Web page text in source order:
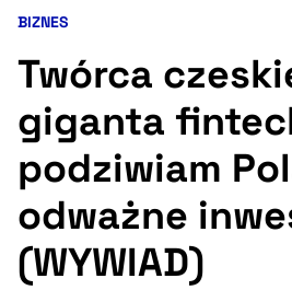
Ułatwienia dostępności
Kategoria artykułu:
BIZNES
Twórca
giganta
podziwiam
odważne
(WYWIAD)